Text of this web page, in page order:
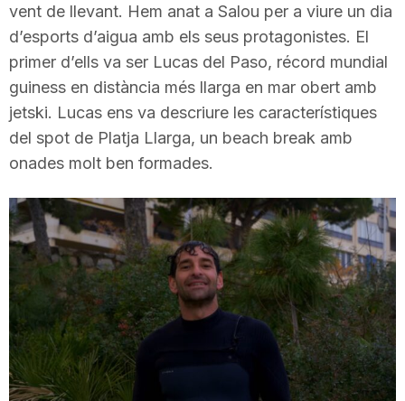
T
a
vent de llevant. Hem anat a Salou per a viure un dia
d’esports d’aigua amb els seus protagonistes. El
primer d’ells va ser Lucas del Paso, récord mundial
guiness en distància més llarga en mar obert amb
jetski. Lucas ens va descriure les característiques
del spot de Platja Llarga, un beach break amb
onades molt ben formades.